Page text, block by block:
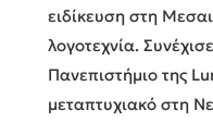
ειδίκευση στη
λογοτεχνία.
Πανεπιστήμιο της
μεταπτυχιακό στη